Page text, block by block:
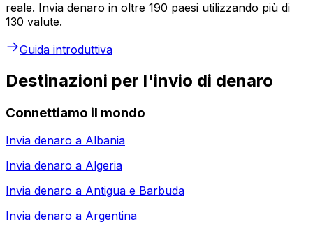
reale. Invia denaro in oltre 190 paesi utilizzando più di
130 valute.
Guida introduttiva
Destinazioni per l'invio di denaro
Connettiamo il mondo
Invia denaro a Albania
Invia denaro a Algeria
Invia denaro a Antigua e Barbuda
Invia denaro a Argentina